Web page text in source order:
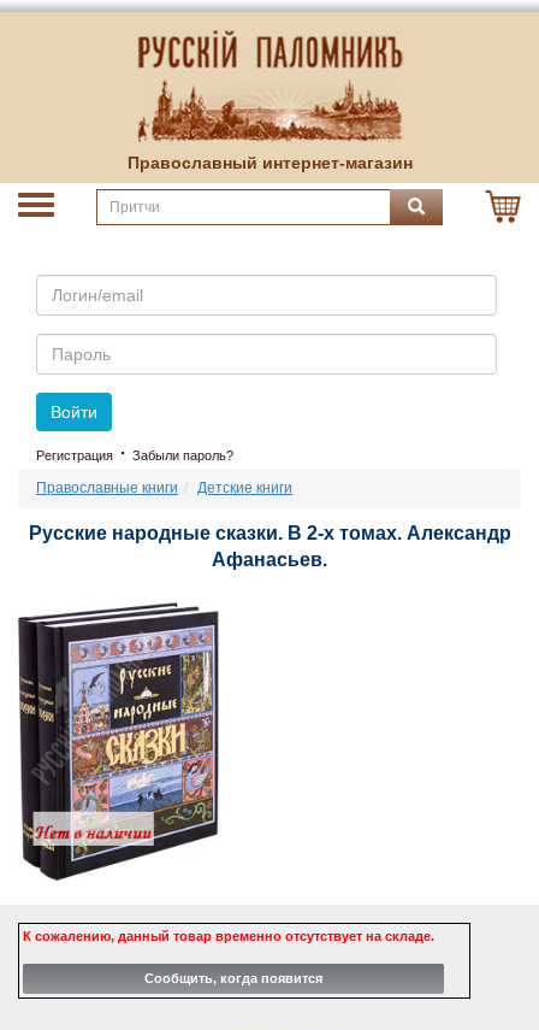
Православный интернет-магазин
Email
Пароль
Войти
Регистрация · Забыли пароль?
Православные книги Детские книги
Русские народные сказки. В 2-х томах. Александр
Афанасьев.
К сожалению, данный товар временно отсутствует на складе.